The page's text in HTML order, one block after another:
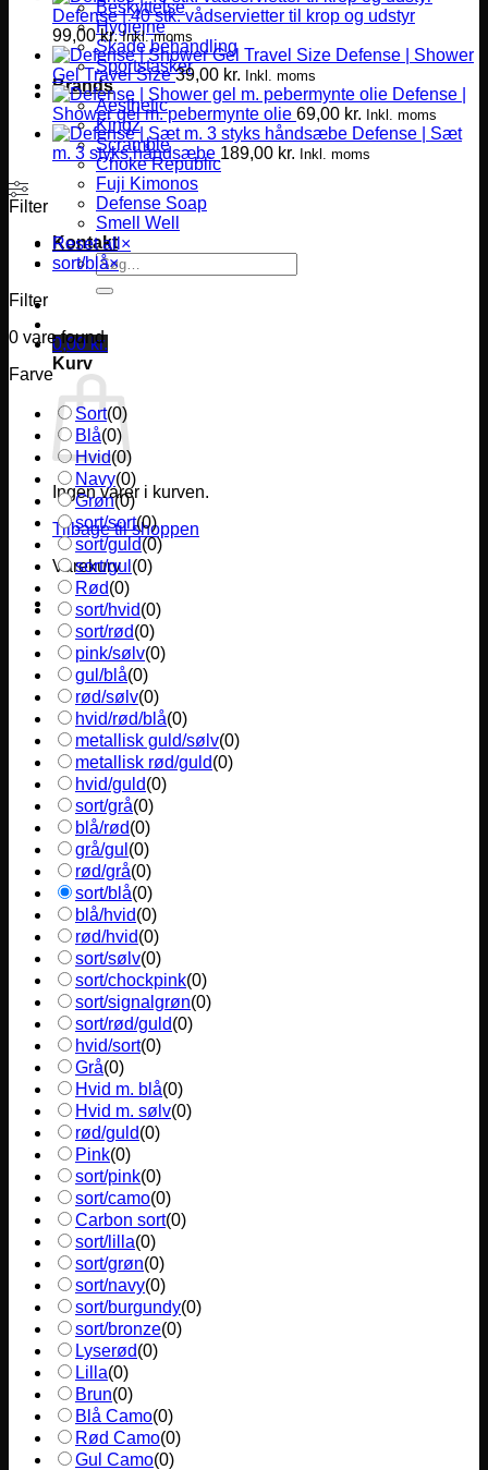
Beskyttelse
Hygiejne
Skade behandling
Sportstasker
Brands
Aesthetic
Kingz
Scramble
Choke Republic
Fuji Kimonos
Defense Soap
Smell Well
Kontakt
Søg
efter:
0,00 kr.
Kurv
Ingen varer i kurven.
Tilbage til shoppen
Varekurv
Defense | 40 stk. vådservietter til krop og udstyr
99,00kr. Inkl. moms
Defense | Shower
Gel Travel Size 39,00 kr. Inkl. moms
Defense |
Shower gel m. pebermynte olie 69,00 kr. Inkl. moms
Defense | Sæt
m. 3 styks håndsæbe 189,00 kr. Inkl. moms
Filter
Reset all ×
sort/blå×
Filter
0 vare found
Farve
Sort(0)
Blå(0)
Hvid(0)
Navy(0)
Grøn(0)
sort/sort(0)
sort/guld(0)
sort/gul (0)
Rød(0)
sort/hvid(0)
sort/rød(0)
pink/sølv(0)
gul/blå(0)
rød/sølv(0)
hvid/rød/blå(0)
metallisk guld/sølv(0)
metallisk rød/guld(0)
hvid/guld(0)
sort/grå(0)
blå/rød(0)
grå/gul (0)
rød/grå(0)
sort/blå(0)
blå/hvid(0)
rød/hvid(0)
sort/sølv(0)
sort/chockpink(0)
sort/signalgrøn(0)
sort/rød/guld(0)
hvid/sort(0)
Grå(0)
Hvid m. blå(0)
Hvid m. sølv(0)
rød/guld(0)
Pink(0)
sort/pink(0)
sort/camo(0)
Carbon sort(0)
sort/lilla(0)
sort/grøn(0)
sort/navy(0)
sort/burgundy(0)
sort/bronze(0)
Lyserød(0)
Lilla(0)
Brun(0)
Blå Camo(0)
Rød Camo(0)
Gul Camo(0)